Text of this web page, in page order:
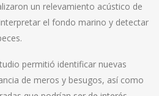
un relevamiento acústico de
el fondo marino y detectar
permitió identificar nuevas
de meros y besugos, así como